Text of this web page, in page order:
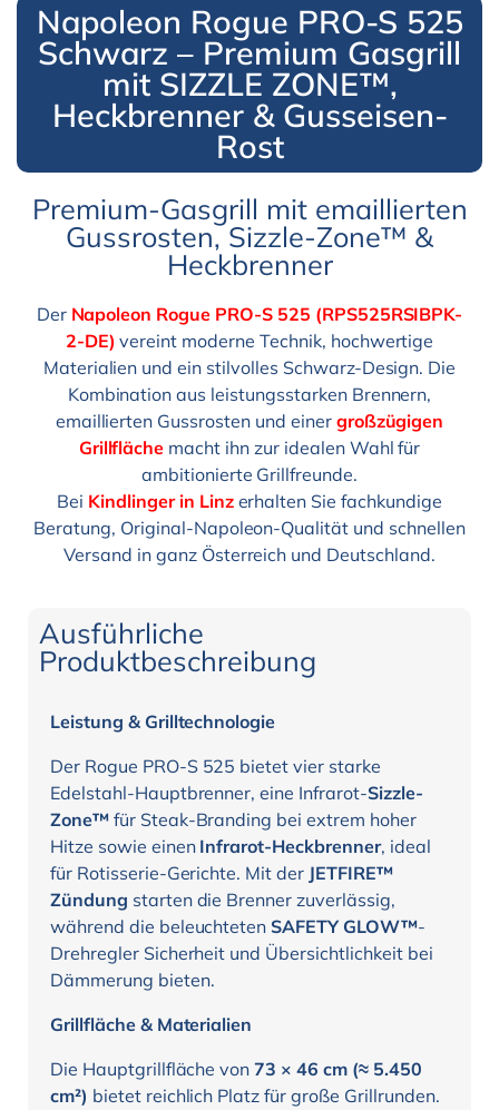
Napoleon Rogue PRO-S 525
Schwarz – Premium Gasgrill
mit SIZZLE ZONE™,
Heckbrenner & Gusseisen-
Rost
Premium-Gasgrill mit emaillierten
Gussrosten, Sizzle-Zone™ &
Heckbrenner
Der Napoleon Rogue PRO-S 525 (RPS525RSIBPK-
2-DE) vereint moderne Technik, hochwertige
Materialien und ein stilvolles Schwarz-Design. Die
Kombination aus leistungsstarken Brennern,
emaillierten Gussrosten und einer großzügigen
Grillfläche macht ihn zur idealen Wahl für
ambitionierte Grillfreunde.
Bei Kindlinger in Linzerhalten Sie fachkundige
Beratung, Original-Napoleon-Qualität und schnellen
Versand in ganz Österreich und Deutschland.
Ausführliche
Produktbeschreibung
Leistung & Grilltechnologie
Der Rogue PRO-S 525 bietet vier starke
Edelstahl-Hauptbrenner, eine Infrarot-Sizzle-
Zone™für Steak-Branding bei extrem hoher
Hitze sowie einen Infrarot-Heckbrenner, ideal
für Rotisserie-Gerichte. Mit der JETFIRE™
Zündung starten die Brenner zuverlässig,
während die beleuchtetenSAFETY GLOW™-
Drehregler Sicherheit und Übersichtlichkeit bei
Dämmerung bieten.
Grillfläche & Materialien
Die Hauptgrillfläche von73 × 46 cm (≈ 5.450
cm²) bietet reichlich Platz für große Grillrunden.